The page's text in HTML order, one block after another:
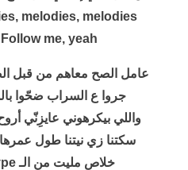
melodies, melodies
Follow me, yeah
عامل الصح معاهم من قبل
جروا ع السراب ضحّوا
واللي بيكرهوني عايزِنّي
سكتنا زي نيتنا طول
خلاص مليت من الـ ‫Hype